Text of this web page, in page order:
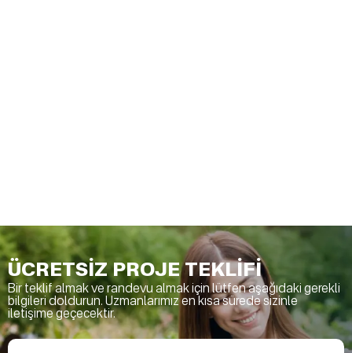
ÜCRETSİZ PROJE TEKLİFİ
Bir teklif almak ve randevu almak için lütfen aşağıdaki gerekli
bilgileri doldurun. Uzmanlarımız en kısa sürede sizinle
iletişime geçecektir.